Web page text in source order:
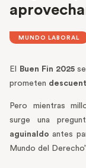
MUNDO LABORAL
El Buen Fin 2025
prometen
Pero mientras
surge una
aguinaldo antes
Mundo del